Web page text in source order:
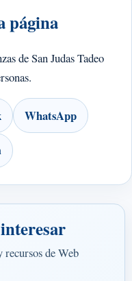
página
de San Judas Tadeo
WhatsApp
de Web